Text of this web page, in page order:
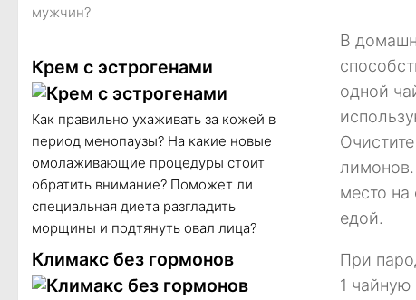
В
одной
лимонов.
место на
едой.
При
1 чайную
мужчин?
Крем с эстрогенами
Как правильно ухаживать за кожей в
период менопаузы? На какие новые
омолаживающие процедуры стоит
обратить внимание? Поможет ли
специальная диета разгладить
морщины и подтянуть овал лица?
Климакс без гормонов